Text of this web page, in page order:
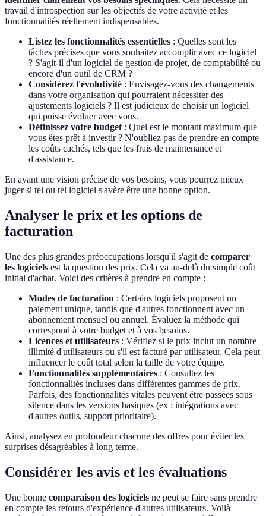
travail d'introspection sur les objectifs de votre activité et les
fonctionnalités réellement indispensables.
Listez les fonctionnalités essentielles : Quelles sont les
tâches précises que vous souhaitez accomplir avec ce logiciel
? S'agit-il d'un logiciel de gestion de projet, de comptabilité ou
encore d'un outil de CRM ?
Considérez l'évolutivité : Envisagez-vous des changements
dans votre organisation qui pourraient nécessiter des
ajustements logiciels ? Il est judicieux de choisir un logiciel
qui puisse évoluer avec vous.
Définissez votre budget : Quel est le montant maximum que
vous êtes prêt à investir ? N'oubliez pas de prendre en compte
les coûts cachés, tels que les frais de maintenance et
d'assistance.
En ayant une vision précise de vos besoins, vous pourrez mieux
juger si tel ou tel logiciel s'avère être une bonne option.
Analyser le prix et les options de
facturation
Une des plus grandes préoccupations lorsqu'il s'agit de comparer
les logiciels est la question des prix. Cela va au-delà du simple coût
initial d'achat. Voici des critères à prendre en compte :
Modes de facturation : Certains logiciels proposent un
paiement unique, tandis que d'autres fonctionnent avec un
abonnement mensuel ou annuel. Évaluez la méthode qui
correspond à votre budget et à vos besoins.
Licences et utilisateurs : Vérifiez si le prix inclut un nombre
illimité d'utilisateurs ou s'il est facturé par utilisateur. Cela peut
influencer le coût total selon la taille de votre équipe.
Fonctionnalités supplémentaires : Consultez les
fonctionnalités incluses dans différentes gammes de prix.
Parfois, des fonctionnalités vitales peuvent être passées sous
silence dans les versions basiques (ex : intégrations avec
d'autres outils, support prioritaire).
Ainsi, analysez en profondeur chacune des offres pour éviter les
surprises désagréables à long terme.
Considérer les avis et les évaluations
Une bonne comparaison des logiciels ne peut se faire sans prendre
en compte les retours d'expérience d'autres utilisateurs. Voilà